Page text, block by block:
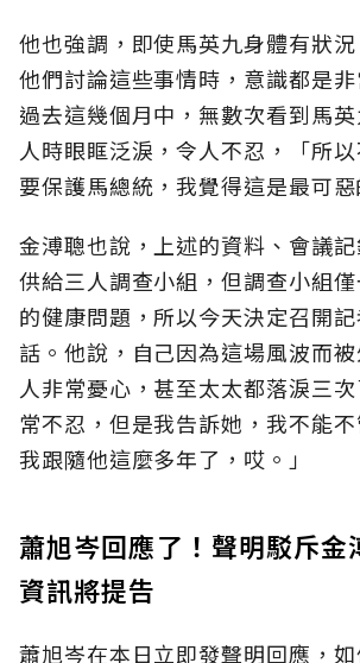
他也強調，即使馬英九身體有狀
他們討論這些事情時，意識都是
過去這幾個月中，無數次看到馬
人時眼眶泛淚，令人不忍，「所
要保護馬總統，我覺得這是最可惡
金溥聰也說，上述的資料、會議
供給三人調查小組，但調查小組
的健康問題，所以今天決定召開
話。他說，自己因為這場風波而
人非常憂心，甚至太太都落淚三
常不忍，但是我告訴她，我不能不
我跟隨他這麼多年了，哎。」
蕭旭岑回應了！聲明駁斥金
資訊將提告
蕭旭岑在本日立即發聲明回應，